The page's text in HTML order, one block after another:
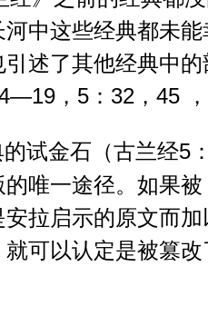
中这些经典都未
述了其他经典中
，5：32，45
试金石（古兰经5
唯一途径。如果被
拉启示的原文而
可以认定是被篡改